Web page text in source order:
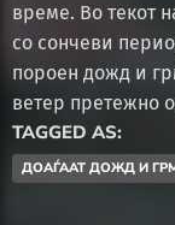
време. Во текот
со сончеви
пороен дожд и
ветер претежно
TAGGED AS:
ДОАЃААТ ДОЖД И